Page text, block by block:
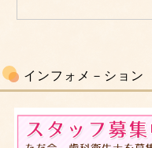
インフォメ－ション